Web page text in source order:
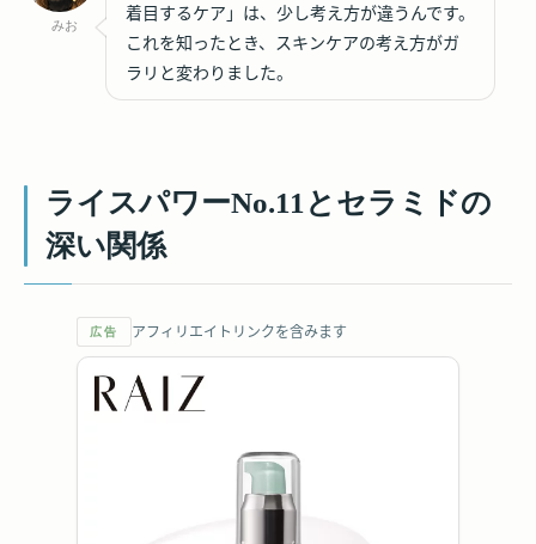
みお
着目するケア」は、少し考え方が違うんです。
これを知ったとき、スキンケアの考え方がガ
ラリと変わりました。
ライスパワーNo.11とセラミドの
深い関係
広告 アフィリエイトリンクを含みます